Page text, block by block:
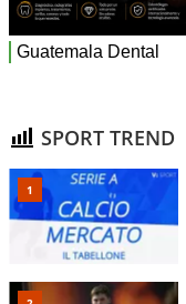
SPORT TREND